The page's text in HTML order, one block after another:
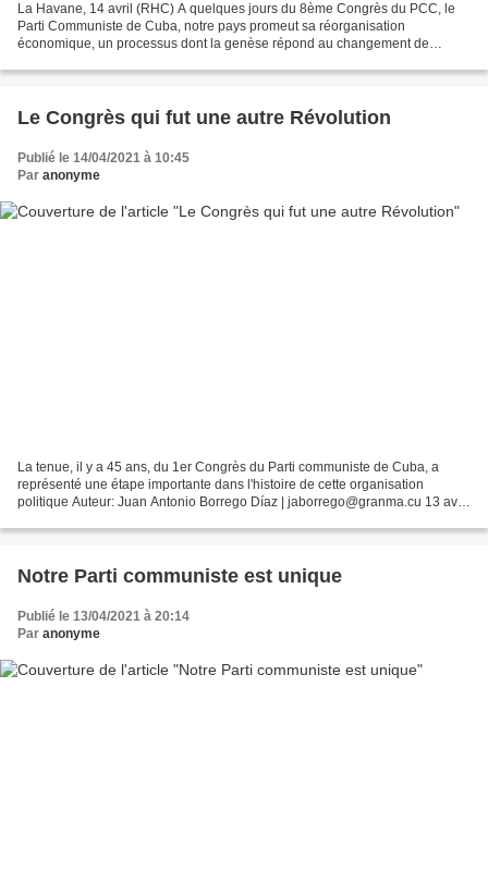
La Havane, 14 avril (RHC) A quelques jours du 8ème Congrès du PCC, le
Parti Communiste de Cuba, notre pays promeut sa réorganisation
économique, un processus dont la genèse répond au changement de
Le Congrès qui fut une autre Révolution
Publié le 14/04/2021 à 10:45
Par anonyme
La tenue, il y a 45 ans, du 1er Congrès du Parti communiste de Cuba, a
représenté une étape importante dans l'histoire de cette organisation
politique Auteur: Juan Antonio Borrego Díaz | jaborrego@granma.cu 13 avril
Notre Parti communiste est unique
Publié le 13/04/2021 à 20:14
Par anonyme